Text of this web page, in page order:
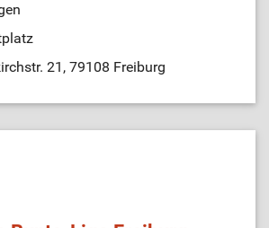
21, 79108 Freiburg